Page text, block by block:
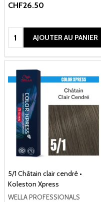
CHF26.50
Quantité:AJOUTER AU PANIER
5/1 Châtain clair cendré •
Koleston Xpress
WELLA PROFESSIONALS